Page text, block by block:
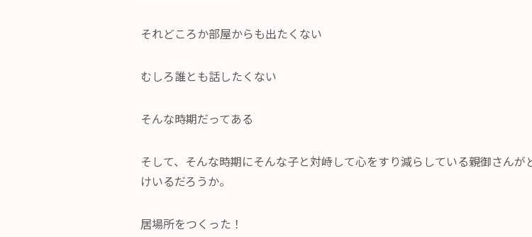
それどころか部屋からも出たくない
むしろ誰とも話したくない
そんな時期だってある
そして、そんな時期にそんな子と対峙して心をすり減らしている親御さんが
けいるだろうか。
居場所をつくった！